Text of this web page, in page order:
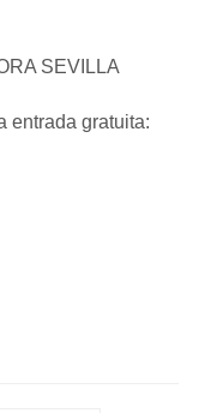
SEVILLA
entrada gratuita: